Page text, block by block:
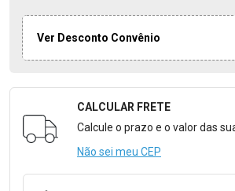
Ver Desconto Convênio
Formulário para Calcular o
CALCULAR FRETE
Calcule o prazo e o valor das
Não sei meu CEP